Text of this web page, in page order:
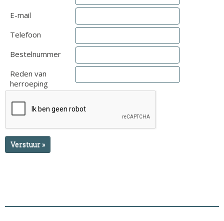
E-mail
Telefoon
Bestelnummer
Reden van
herroeping
Verstuur »